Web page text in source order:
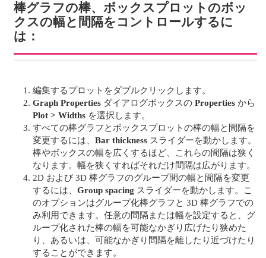
棒グラフの棒、ボックスプロットのボッ
クスの幅と間隔をコントロールするに
は：
編集するプロットをダブルクリックします。
Graph Properties ダイアログボックスの Properties から
Plot > Widths を選択します。
すべての棒グラフとボックスプロットの棒の幅と間隔を
変更するには、 Bar thickness スライダーを動かします。
棒やボックスの幅を広くするほど、これらの間隔は狭く
なります。幅を狭くすればそれだけ間隔は広がります。
2D および 3D 棒グラフのグループ間の幅と間隔を変更
するには、 Group spacing スライダーを動かします。こ
のオプションはグループ化棒グラフと 3D 棒グラフでの
み利用できます。任意の間隔または幅を設定すると、グ
ループ化された棒の幅を可能なかぎり広げたり狭めた
り、あるいは、可能なかぎり間隔を離したり近づけたり
することができます。